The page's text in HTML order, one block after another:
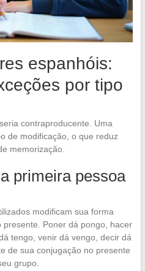
espanhóis:
por tipo
contraproducente. Uma
de modificação, o que reduz
memorização.
primeira pessoa
modificam sua forma
Poner dá pongo, hacer
tengo, venir dá vengo, decir dá
de sua conjugação no presente
grupo.